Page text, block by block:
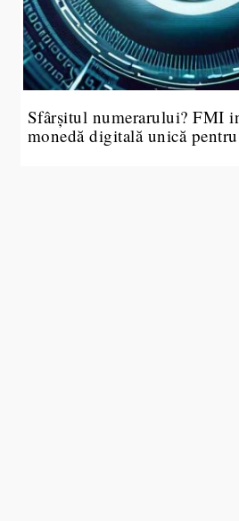
Sfârșitul numerarului? FMI
monedă digitală unică